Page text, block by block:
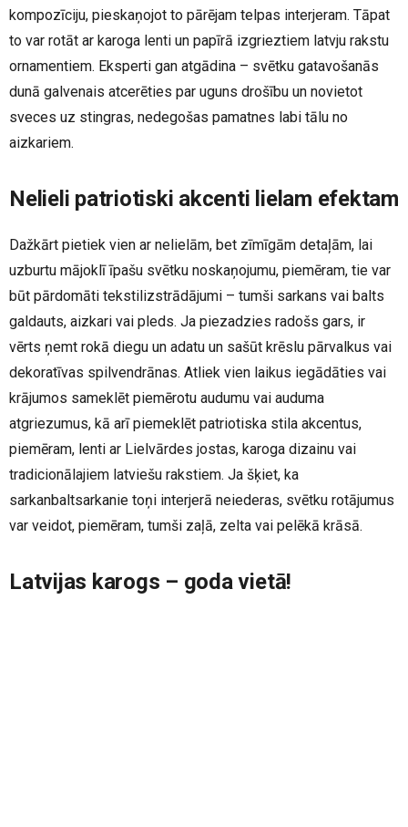
kompozīciju, pieskaņojot to pārējam telpas interjeram. Tāpat
to var rotāt ar karoga lenti un papīrā izgrieztiem latvju rakstu
ornamentiem. Eksperti gan atgādina – svētku gatavošanās
dunā galvenais atcerēties par uguns drošību un novietot
sveces uz stingras, nedegošas pamatnes labi tālu no
aizkariem.
Nelieli patriotiski akcenti lielam efektam
Dažkārt pietiek vien ar nelielām, bet zīmīgām detaļām, lai
uzburtu mājoklī īpašu svētku noskaņojumu, piemēram, tie var
būt pārdomāti tekstilizstrādājumi – tumši sarkans vai balts
galdauts, aizkari vai pleds. Ja piezadzies radošs gars, ir
vērts ņemt rokā diegu un adatu un sašūt krēslu pārvalkus vai
dekoratīvas spilvendrānas. Atliek vien laikus iegādāties vai
krājumos sameklēt piemērotu audumu vai auduma
atgriezumus, kā arī piemeklēt patriotiska stila akcentus,
piemēram, lenti ar Lielvārdes jostas, karoga dizainu vai
tradicionālajiem latviešu rakstiem. Ja šķiet, ka
sarkanbaltsarkanie toņi interjerā neiederas, svētku rotājumus
var veidot, piemēram, tumši zaļā, zelta vai pelēkā krāsā.
Latvijas karogs – goda vietā!